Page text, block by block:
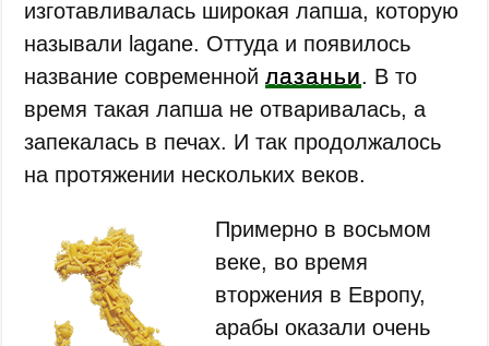
изготавливалась широкая лапша, которую
называли lagane. Оттуда и появилось
название современнойлазаньи. В то
время такая лапша не отваривалась, а
запекалась в печах. И так продолжалось
на протяжении нескольких веков.
Примерно в восьмом
веке, во время
вторжения в Европу,
арабы оказали очень